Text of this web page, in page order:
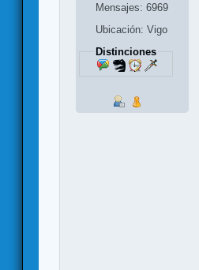
Mensajes: 6969
Ubicación: Vigo
Distinciones